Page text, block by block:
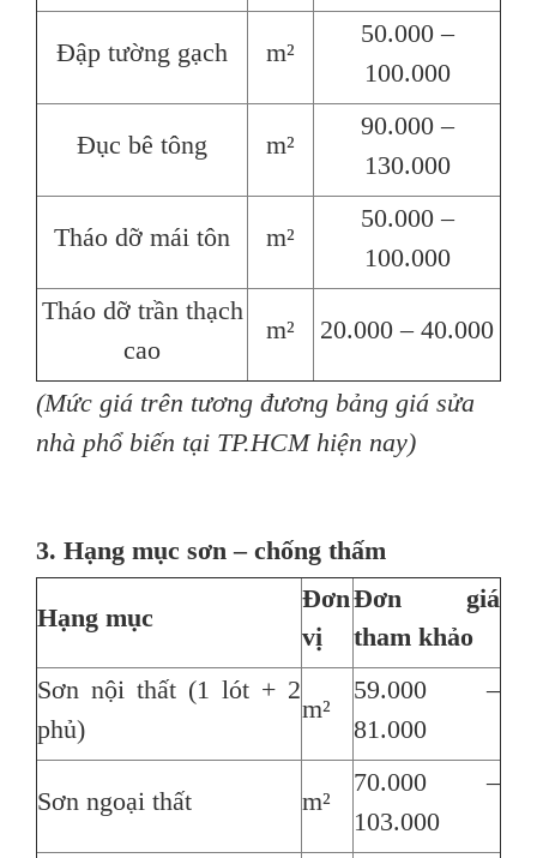
Đập tường gạch m²
50.000 –
100.000
Đục bê tông m²
90.000 –
130.000
Tháo dỡ mái tôn m²
50.000 –
100.000
Tháo dỡ trần thạch
cao
m² 20.000 – 40.000
(Mức giá trên tương đương bảng giá sửa
nhà phổ biến tại TP.HCM hiện nay)
3. Hạng mục sơn – chống thấm
Hạng mục
Đơn
vị
Đơn giá
tham khảo
Sơn nội thất (1 lót + 2
phủ)
m²
59.000 –
81.000
Sơn ngoại thất m²
70.000 –
103.000